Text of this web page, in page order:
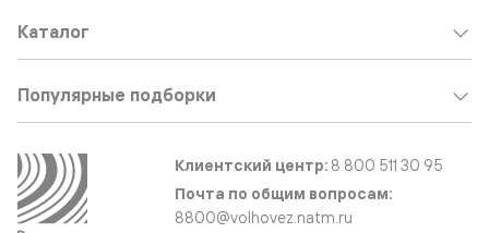
Каталог
Популярные подборки
Клиентский центр: 8 800 511 30 95
Почта по общим вопросам:
8800@volhovez.natm.ru